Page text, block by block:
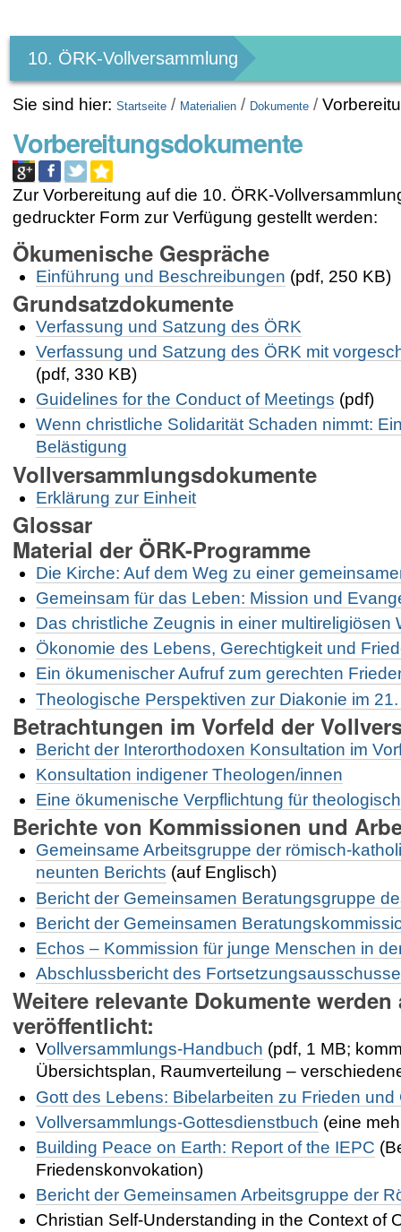
Werkzeuge
10. ÖRK-Vollversammlung
Sie sind hier: Startseite / Materialien / Dokumente /
Vorbereitungsdokumente
Zur Vorbereitung auf die 10. ÖRK-
gedruckter Form zur Verfügung gestellt werden:
Ökumenische Gespräche
Einführung und Beschreibungen (pdf, 250 KB)
Grundsatzdokumente
Verfassung und Satzung des ÖRK
Verfassung und Satzung des ÖRK mit
(pdf, 330 KB)
Guidelines for the Conduct of Meetings (pdf)
Wenn christliche Solidarität Schaden nimmt:
Belästigung
Vollversammlungsdokumente
Erklärung zur Einheit
Glossar
Material der ÖRK-Programme
Die Kirche: Auf dem Weg zu einer
Gemeinsam für das Leben: Mission und
Das christliche Zeugnis in einer multireligiösen
Ökonomie des Lebens, Gerechtigkeit und
Ein ökumenischer Aufruf zum gerechten
Theologische Perspektiven zur Diakonie im
Betrachtungen im Vorfeld der
Bericht der Interorthodoxen Konsultation im
Konsultation indigener Theologen/innen
Eine ökumenische Verpflichtung für
Berichte von Kommissionen und
Gemeinsame Arbeitsgruppe der römisch-
neunten Berichts (auf Englisch)
Bericht der Gemeinsamen Beratungsgruppe
Bericht der Gemeinsamen
Echos – Kommission für junge Menschen in
Abschlussbericht des
Weitere relevante Dokumente
veröffentlicht:
Vollversammlungs-Handbuch (pdf, 1 MB;
Übersichtsplan, Raumverteilung –
Gott des Lebens: Bibelarbeiten zu Frieden und
Vollversammlungs-Gottesdienstbuch (eine
Building Peace on Earth: Report of the IEPC
Friedenskonvokation)
Bericht der Gemeinsamen Arbeitsgruppe der
Christian Self-Understanding in the Context of